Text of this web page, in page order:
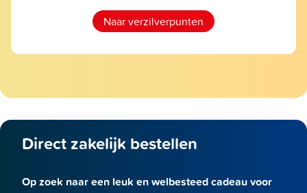
Naar verzilverpunten
Direct zakelijk bestellen
Op zoek naar een leuk en welbesteed cadeau voor